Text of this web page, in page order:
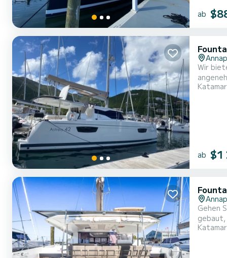
ab
Wir
ab $1
Gehen
gebaut, um
diesem